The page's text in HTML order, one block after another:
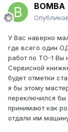
BOMBA
У Вас наверно
где всего один
работ по ТО-1 Вы
Сервисной
будет отметки
я бы этому
переключился бы
принимают как
отдали им